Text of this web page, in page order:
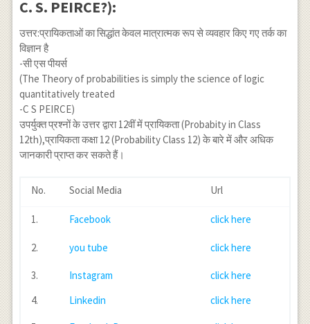
C. S. PEIRCE?):
उत्तर:प्रायिकताओं का सिद्धांत केवल मात्रात्मक रूप से व्यवहार किए गए तर्क का
विज्ञान है
-सी एस पीयर्स
(The Theory of probabilities is simply the science of logic
quantitatively treated
-C S PEIRCE)
उपर्युक्त प्रश्नों के उत्तर द्वारा 12वीं में प्रायिकता (Probabity in Class
12th),प्रायिकता कक्षा 12 (Probability Class 12) के बारे में और अधिक
जानकारी प्राप्त कर सकते हैं।
No. Social Media Url
1. Facebook click here
2. you tube click here
3. Instagram
click here
4.
Linkedin click here